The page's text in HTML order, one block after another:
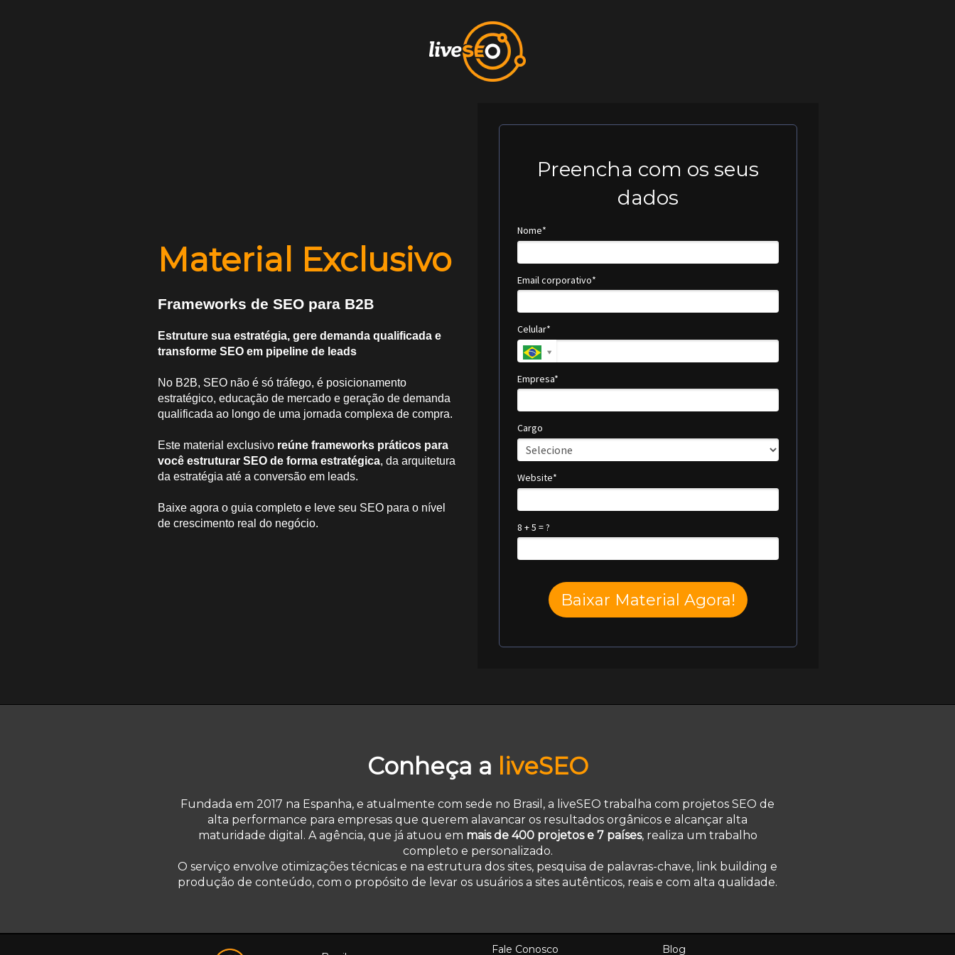
Material Exclusivo
Frameworks de SEO para B2B
Estruture sua estratégia, gere demanda qualificada e
transforme SEO em pipeline de leads
No B2B, SEO não é só tráfego, é posicionamento
estratégico, educação de mercado e geração de demanda
qualificada ao longo de uma jornada complexa de compra.
Este material exclusivo reúne frameworks práticos para
você estruturar SEO de forma estratégica, da arquitetura
da estratégia até a conversão em leads.
Baixe agora o guia completo e leve seu SEO para o nível
de crescimento real do negócio.
Preencha com os seus
dados
Nome*
Email corporativo*
Celular*
Empresa*
Cargo
Website*
8 + 5 = ?
Baixar Material Agora!
Conheça a liveSEO
Fundada em 2017 na Espanha, e atualmente com sede no Brasil, a liveSEO trabalha com projetos SEO de
alta performance para empresas que querem alavancar os resultados orgânicos e alcançar alta
maturidade digital. A agência, que já atuou em mais de 400 projetos e 7 países, realiza um trabalho
completo e personalizado.
O serviço envolve otimizações técnicas e na estrutura dos sites, pesquisa de palavras-chave, link building e
produção de conteúdo, com o propósito de levar os usuários a sites autênticos, reais e com alta qualidade.
Fale Conosco Blog